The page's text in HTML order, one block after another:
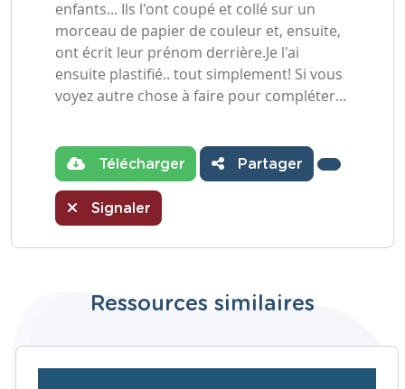
enfants... Ils l'ont coupé et collé sur un
morceau de papier de couleur et, ensuite,
ont écrit leur prénom derrière.Je l'ai
ensuite plastifié.. tout simplement! Si vous
voyez autre chose à faire pour compléter...
Télécharger Partager
Signaler
Ressources similaires